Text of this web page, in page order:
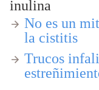
inulina
No es un
la cistitis
Trucos